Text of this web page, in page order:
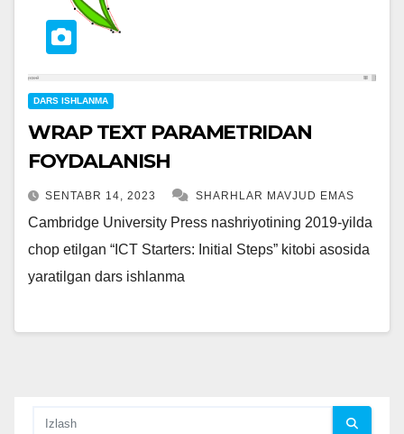
DARS ISHLANMA
WRAP TEXT PARAMETRIDAN
FOYDALANISH
SENTABR 14, 2023 SHARHLAR MAVJUD EMAS
Cambridge University Press nashriyotining 2019-yilda
chop etilgan “ICT Starters: Initial Steps” kitobi asosida
yaratilgan dars ishlanma